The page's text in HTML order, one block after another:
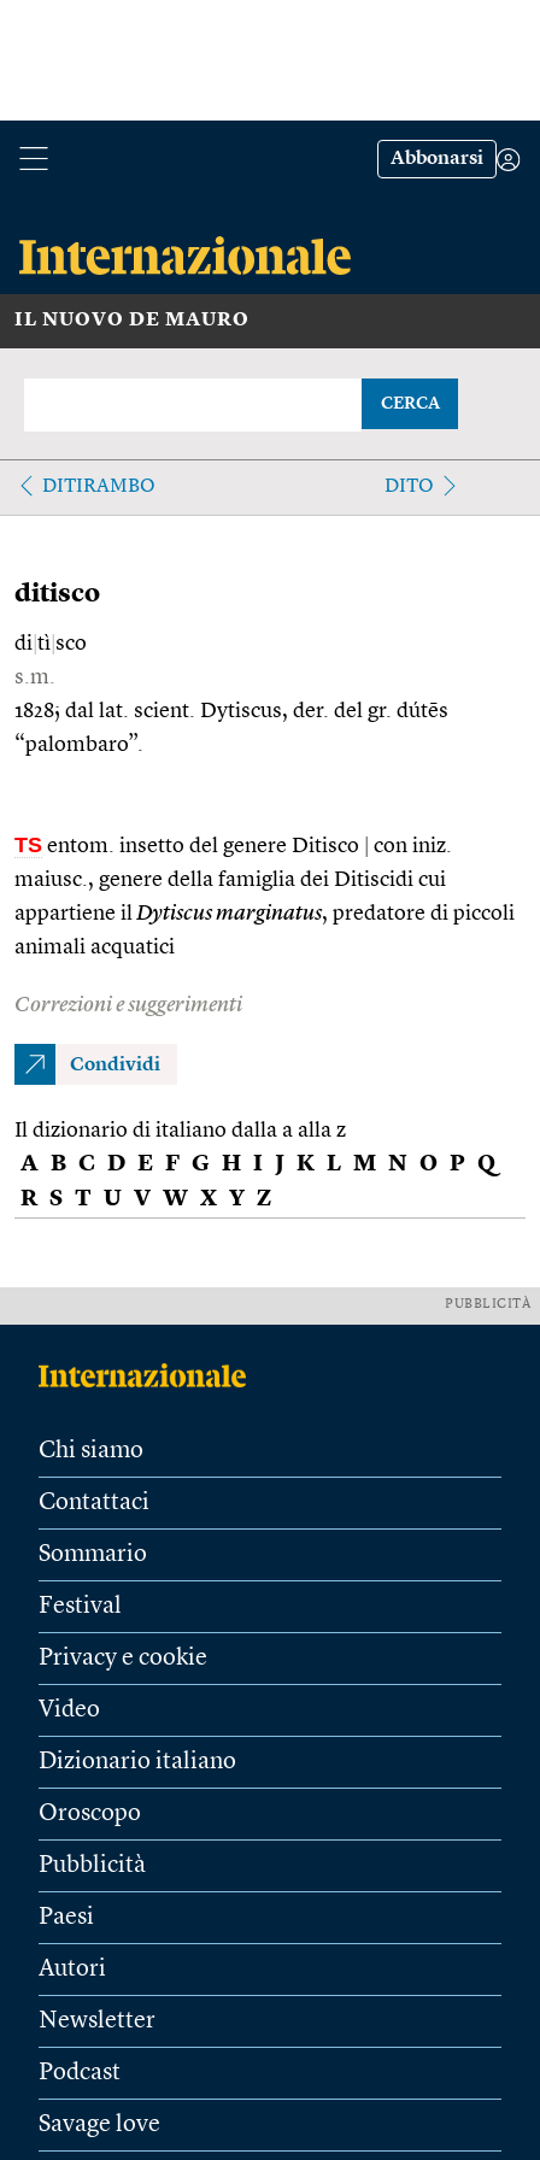
Abbonarsi
IL NUOVO DE MAURO
CERCA
DITIRAMBO DITO
ditisco
di tì sco
s.m.
1828; dal lat. scient. Dytiscus, der. del gr. dútēs
“palombaro”.
TS entom. insetto del genere Ditisco
con iniz.
maiusc., genere della famiglia dei Ditiscidi cui
appartiene il Dytiscus marginatus, predatore di piccoli
animali acquatici
Correzioni e suggerimenti
Condividi
Il dizionario di italiano dalla a alla z
A B C D E F G H I J K L M N O P Q
R S T U V W X Y Z
PUBBLICITÀ
Chi siamo
Contattaci
Sommario
Festival
Privacy e cookie
Video
Dizionario italiano
Oroscopo
Pubblicità
Paesi
Autori
Newsletter
Podcast
Savage love